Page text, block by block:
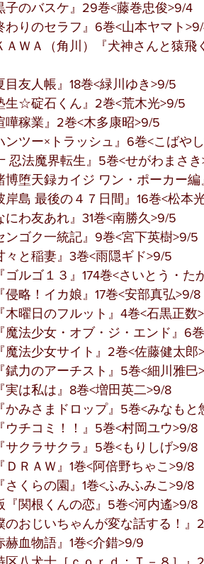
のバスケ』29巻<藤巻忠俊>9/4
りのセラフ』6巻<山本ヤマト
ＷＡ（角川）『犬神さんと猿飛
友人帳』18巻<緑川ゆき>9/5
生☆碇石くん』2巻<荒木光>9/5
稼業』2巻<木多康昭>9/5
ツー×トラッシュ』6巻<こばや
忍法魔界転生』5巻<せがわまさ
堕天録カイジ ワン・ポーカー
島 最後の４７日間』16巻<松本
わ友あれ』31巻<南勝久>9/5
ゴク一統記』9巻<宮下英樹>9/5
と稲妻』3巻<雨隠ギド>9/5
ルゴ１３』174巻<さいとう・た
略！イカ娘』17巻<安部真弘>9/8
曜日のフルット』4巻<石黒正数
法少女・オブ・ジ・エンド』6
法少女サイト』2巻<佐藤健太郎
力のアーチスト』5巻<細川雅巳
は私は』8巻<増田英二>9/8
みさまドロップ』5巻<みなもと
チコミ！！』5巻<村岡ユウ>9/8
クラサクラ』5巻<もりしげ>9/8
ＲＡＷ』1巻<阿倍野ちゃこ>9/8
くらの園』1巻<ふみふみこ>9/8
関根くんの恋』5巻<河内遙>9/8
おじいちゃんが変な話する！』
血物語』1巻<介錯>9/9